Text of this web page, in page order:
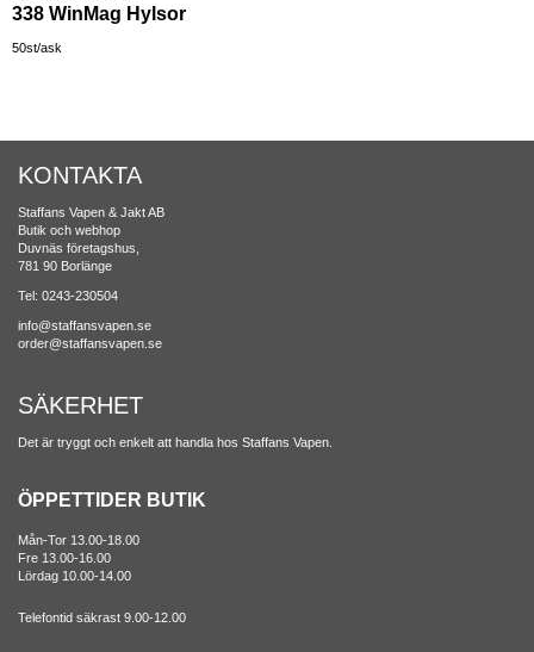
338 WinMag Hylsor
50st/ask
KONTAKTA
Staffans Vapen & Jakt AB
Butik och webhop
Duvnäs företagshus,
781 90 Borlänge
Tel: 0243-230504
info@staffansvapen.se
order@staffansvapen.se
SÄKERHET
Det är tryggt och enkelt att handla hos Staffans Vapen.
ÖPPETTIDER BUTIK
Mån-Tor 13.00-18.00
Fre 13.00-16.00
Lördag 10.00-14.00
Telefontid säkrast 9.00-12.00